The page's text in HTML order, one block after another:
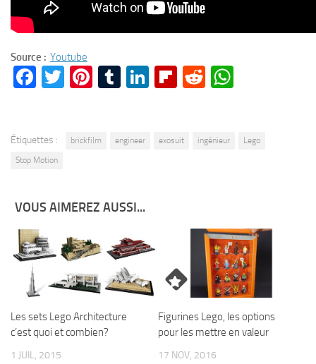
Source : Youtube
Facebook
Twitter
Pinterest
Tumblr
LinkedIn
Flipboard
Reddit
Étiquettes : brickfilm engineer exosuit ingénieur
Lego
Stop Motion
VOUS AIMEREZ AUSSI...
Les sets Lego Architecture
c’est quoi et combien?
1 JUIL, 2015
Figurines Lego, les options
pour les mettre en valeur
17 NOV, 2016